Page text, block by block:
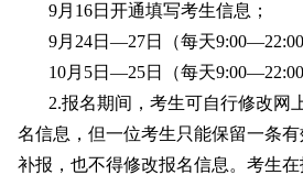
9月16日开通填写考生信息 ；
9月24日—27日（每天9:00—22:00
10月5日—25日（每天9:00—22:00
2.报名期间，考生可自行修改网
名信息，但一位考生只能保留一条
补报，也不得修改报名信息。考生